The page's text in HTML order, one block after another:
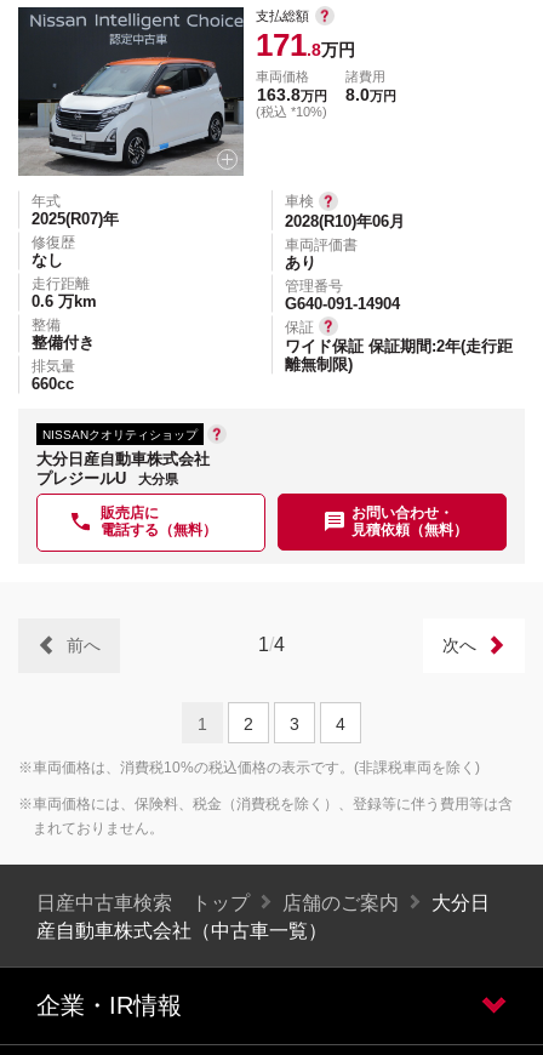
支払総額
171.8万円
車両価格
163.8万円
(税込 *10%)
諸費用
8.0万円
年式
2025(R07)年
修復歴
なし
走行距離
0.6 万km
整備
整備付き
排気量
660cc
車検
2028(R10)年06月
車両評価書
あり
管理番号
G640-091-14904
保証
ワイド保証 保証期間:2年(走行距
離無制限)
NISSANクオリティショップ
大分日産自動車株式会社
プレジールU
大分県
販売店に
電話する（無料）
お問い合わせ・
見積依頼（無料）
1/4
前へ 次へ
1 2 3 4
※車両価格は、消費税10%の税込価格の表示です。(非課税車両を除く)
※車両価格には、保険料、税金（消費税を除く）、登録等に伴う費用等は含
まれておりません。
日産中古車検索 トップ 店舗のご案内
大分日
産自動車株式会社（中古車一覧）
企業・IR情報